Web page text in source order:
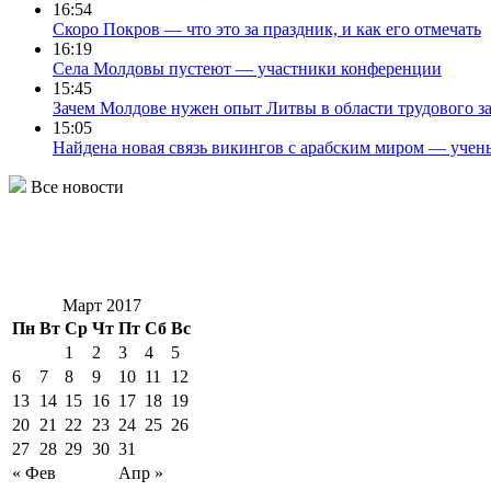
16:54
Скоро Покров — что это за праздник, и как его отмечать
16:19
Села Молдовы пустеют — участники конференции
15:45
Зачем Молдове нужен опыт Литвы в области трудового
15:05
Найдена новая связь викингов с арабским миром —
Все новости
Март 2017
Пн Вт Ср Чт Пт Сб Вс
« Фев Апр »
1 2 3 4
5
6
7 8 9 10 11
12
13 14 15 16 17 18 19
20 21 22 23 24 25 26
27 28 29 30 31